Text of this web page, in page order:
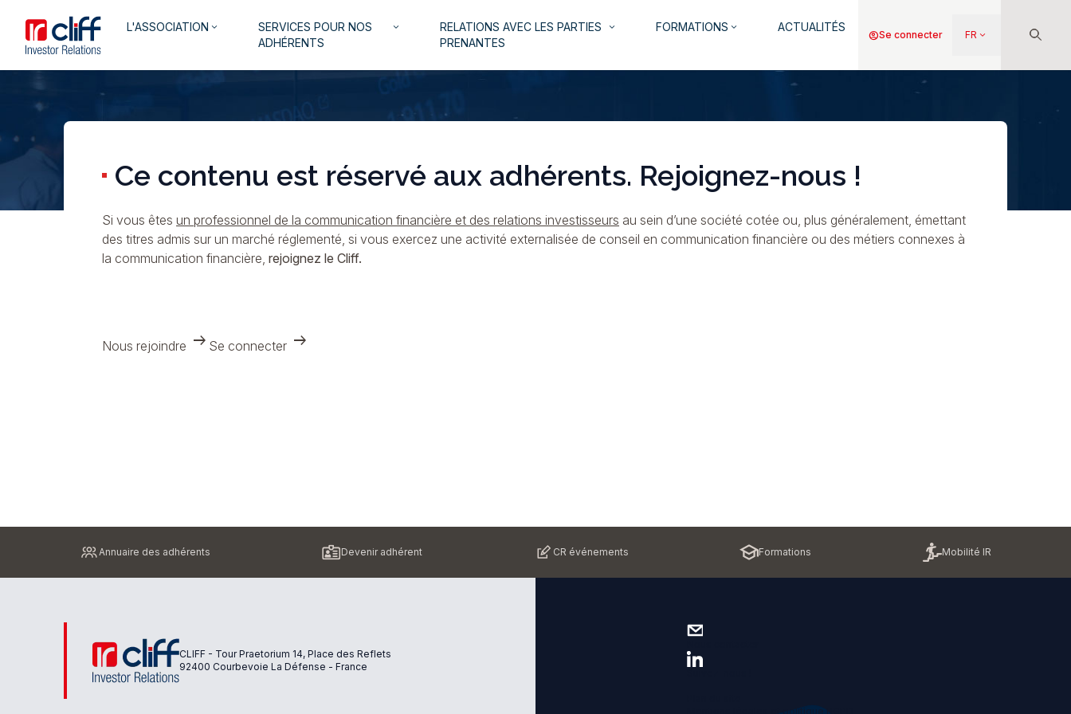
contenu
principal
Aller directement au contenu
Navigation
L'ASSOCIATION keyboard_arrow_down
SERVICES POUR NOS
ADHÉRENTS
keyboard_arrow_down
RELATIONS AVEC LES PARTIES
PRENANTES
keyboard_arrow_down FORMATIONS keyboard_arrow_down ACTUALITÉS
Menu
compte
account_circleSe connecter FR keyboard_arrow_down
Ce contenu est réservé aux adhérents. Rejoignez-nous !
Si vous êtes un professionnel de la communication financière et des relations investisseurs au sein d’une société cotée ou, plus généralement, émettant
des titres admis sur un marché réglementé, si vous exercez une activité externalisée de conseil en communication financière ou des métiers connexes à
la communication financière, rejoignez le Cliff.
Nous rejoindre arrow_right_alt Se connecter arrow_right_alt
page
Annuaire des adhérents Devenir adhérent CR événements Formations Mobilité IR
CLIFF - Tour Praetorium 14, Place des Reflets
92400 Courbevoie La Défense - France